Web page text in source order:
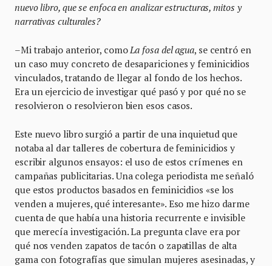
nuevo libro, que se enfoca en analizar estructuras, mitos y
narrativas culturales?
–Mi trabajo anterior, como La fosa del agua, se centró en
un caso muy concreto de desapariciones y feminicidios
vinculados, tratando de llegar al fondo de los hechos.
Era un ejercicio de investigar qué pasó y por qué no se
resolvieron o resolvieron bien esos casos.
Este nuevo libro surgió a partir de una inquietud que
notaba al dar talleres de cobertura de feminicidios y
escribir algunos ensayos: el uso de estos crímenes en
campañas publicitarias. Una colega periodista me señaló
que estos productos basados en feminicidios «se los
venden a mujeres, qué interesante». Eso me hizo darme
cuenta de que había una historia recurrente e invisible
que merecía investigación. La pregunta clave era por
qué nos venden zapatos de tacón o zapatillas de alta
gama con fotografías que simulan mujeres asesinadas, y